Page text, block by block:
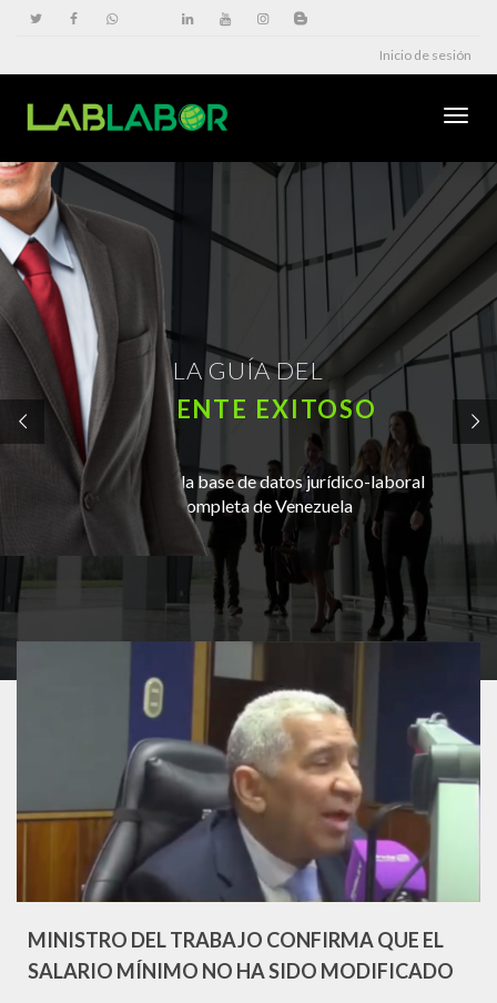
Inicio de sesión
Bienvenidos a la base de datos jurídico-laboral
más completa de Venezuela
GERENTE EXITOSO
LA GUÍA DEL
MINISTRO DEL TRABAJO CONFIRMA QUE EL
SALARIO MÍNIMO NO HA SIDO MODIFICADO